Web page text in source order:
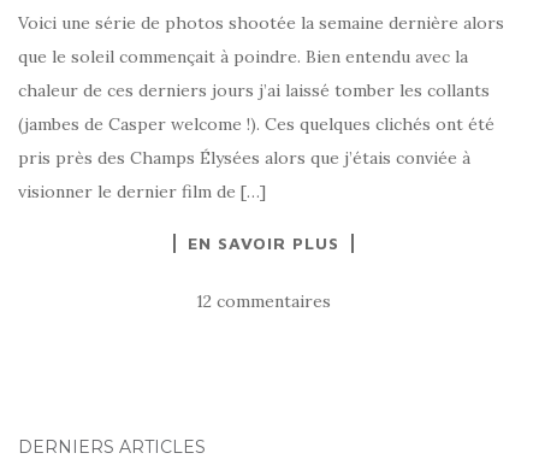
Voici une série de photos shootée la semaine dernière alors
que le soleil commençait à poindre. Bien entendu avec la
chaleur de ces derniers jours j’ai laissé tomber les collants
(jambes de Casper welcome !). Ces quelques clichés ont été
pris près des Champs Élysées alors que j’étais conviée à
visionner le dernier film de […]
EN SAVOIR PLUS
12 commentaires
DERNIERS ARTICLES